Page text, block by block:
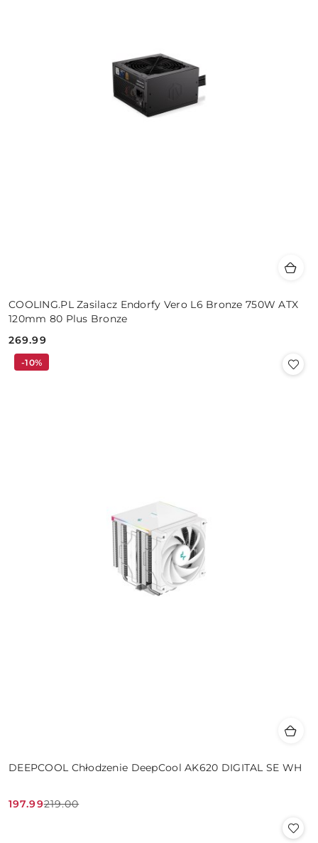
COOLING.PL Zasilacz Endorfy Vero L6 Bronze 750W ATX
120mm 80 Plus Bronze
Cena:
269.99
DEEPCOOL Chłodzenie DeepCool AK620 DIGITAL SE WH
Cena
197.99
Cena
219.00
-10%